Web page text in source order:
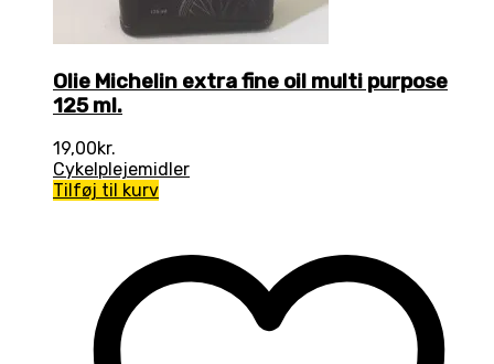
Olie Michelin extra fine oil multi purpose
125 ml.
19,00kr.
Cykelplejemidler
Tilføj til kurv